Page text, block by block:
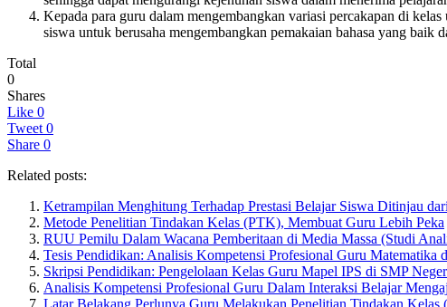
Kepada para guru dalam mengembangkan variasi percakapan di
siswa untuk berusaha mengembangkan pemakaian bahasa yang
Total
0
Shares
Like 0
Tweet 0
Share 0
Related posts:
Ketrampilan Menghitung Terhadap Prestasi Belajar Siswa Ditinjau
Metode Penelitian Tindakan Kelas (PTK), Membuat Guru Lebih Peka
RUU Pemilu Dalam Wacana Pemberitaan di Media Massa (Studi
Tesis Pendidikan: Analisis Kompetensi Profesional Guru Matematika
Skripsi Pendidikan: Pengelolaan Kelas Guru Mapel IPS di SMP
Analisis Kompetensi Profesional Guru Dalam Interaksi Belajar
Latar Belakang Perlunya Guru Melakukan Penelitian Tindakan Kelas